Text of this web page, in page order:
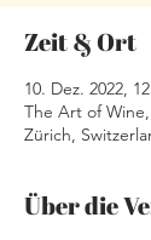
Zeit & Ort
10. Dez. 2022,
The Art of Wine,
Zürich,
Über die